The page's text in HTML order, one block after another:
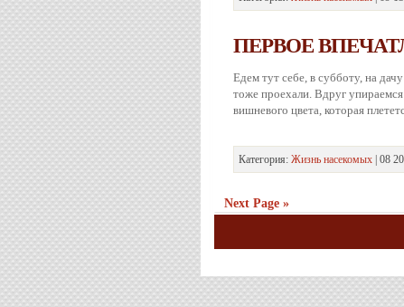
ПЕРВОЕ
Едем тут себе, в субботу, на
тоже проехали. Вдруг
вишневого цвета, которая
Категория: Жизнь насекомых | 08
Next Page »